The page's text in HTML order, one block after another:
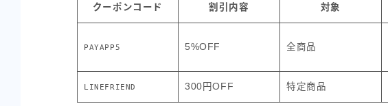
クーポンコード 割引内容 対象
PAYAPP5 5%OFF 全商品
LINEFRIEND 300円OFF 特定商品